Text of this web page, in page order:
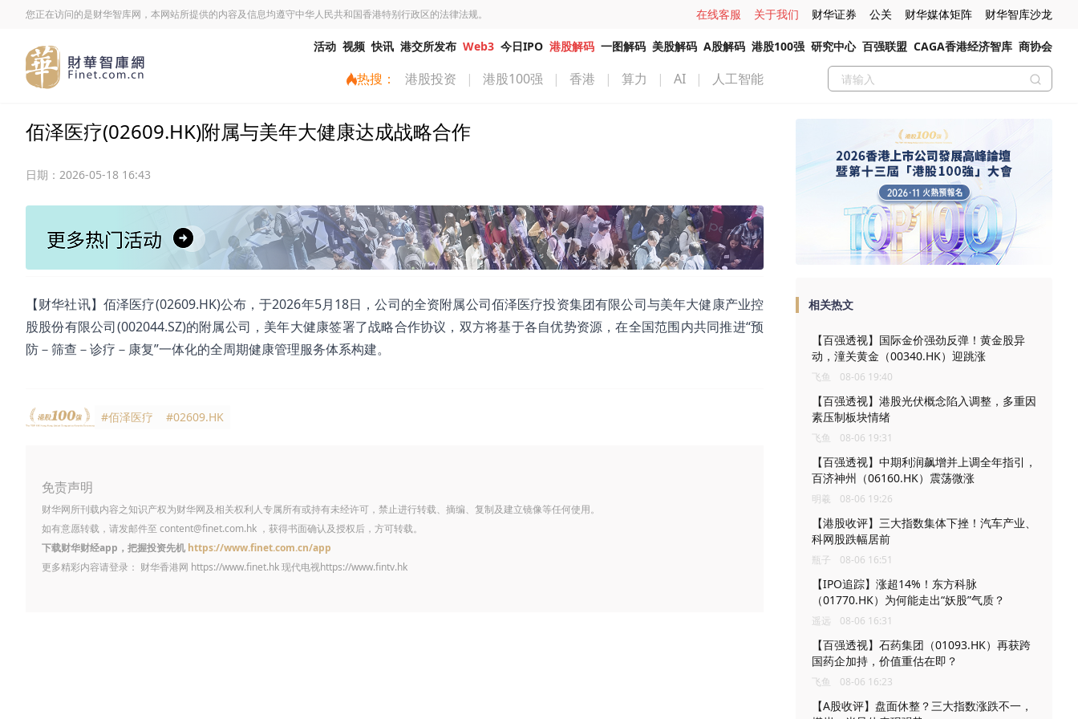
您正在访问的是财华智库网，本网站所提供的内容及信息均遵守中华人民共和国香港特别行政区的法律法规。 在线客服 关于我们 财华证券 公关 财华媒体矩阵 财华智库沙龙
活动 视频 快讯 港交所发布 Web3 今日IPO 港股解码 一图解码 美股解码 A股解码 港股100强 研究中心 百强联盟 CAGA香港经济智库 商协会
热搜： 港股投资 | 港股100强 | 香港 | 算力 | AI | 人工智能
佰泽医疗(02609.HK)附属与美年大健康达成战略合作
日期： 2026-05-18 16:43
【财华社讯】佰泽医疗(02609.HK)公布，于2026年5月18日，公司的全资附属公司佰泽医疗投资集团有限公司与美年大健康产业控
股股份有限公司(002044.SZ)的附属公司，美年大健康签署了战略合作协议，双方将基于各自优势资源，在全国范围内共同推进“预
防－筛查－诊疗－康复”一体化的全周期健康管理服务体系构建。
#佰泽医疗 #02609.HK
免责声明
财华网所刊载内容之知识产权为财华网及相关权利人专属所有或持有未经许可，禁止进行转载、摘编、复制及建立镜像等任何使用。
如有意愿转载，请发邮件至 content@finet.com.hk ，获得书面确认及授权后，方可转载。
下载财华财经app，把握投资先机 https://www.finet.com.cn/app
更多精彩内容请登录： 财华香港网 https://www.finet.hk现代电视https://www.fintv.hk
相关热文
【百强透视】国际金价强劲反弹！黄金股异
动，潼关黄金（00340.HK）迎跳涨
飞鱼 08-06 19:40
【百强透视】港股光伏概念陷入调整，多重因
素压制板块情绪
飞鱼 08-06 19:31
【百强透视】中期利润飙增并上调全年指引，
百济神州（06160.HK）震荡微涨
明羲 08-06 19:26
【港股收评】三大指数集体下挫！汽车产业、
科网股跌幅居前
瓶子 08-06 16:51
【IPO追踪】涨超14%！东方科脉
（01770.HK）为何能走出“妖股”气质？
遥远 08-06 16:31
【百强透视】石药集团（01093.HK）再获跨
国药企加持，价值重估在即？
飞鱼 08-06 16:23
【A股收评】盘面休整？三大指数涨跌不一，